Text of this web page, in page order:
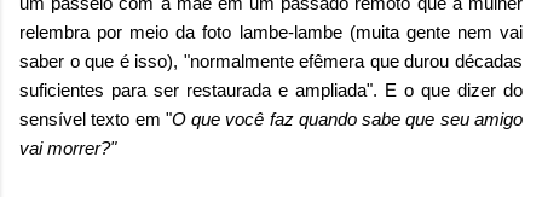
relembra por meio da foto lambe-lambe (muita gente nem vai
saber o que é isso), "normalmente efêmera que durou décadas
suficientes para ser restaurada e ampliada". E o que dizer do
sensível texto em "O que você faz quando sabe que seu amigo
vai morrer?"